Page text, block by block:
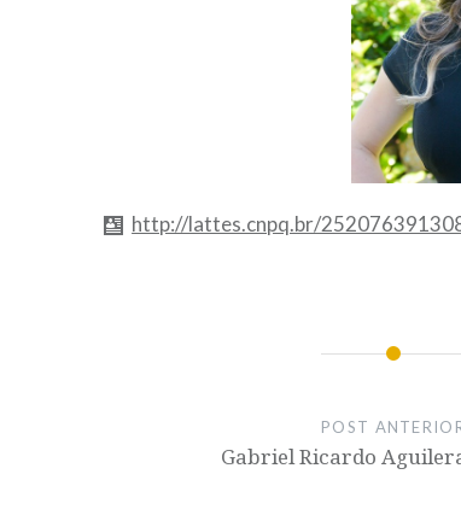
http://lattes.cnpq.br/
POST
Gabriel Ricardo